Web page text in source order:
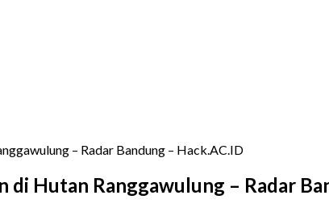
– Radar Bandung – Hack.AC.ID
di Hutan Ranggawulung – Radar